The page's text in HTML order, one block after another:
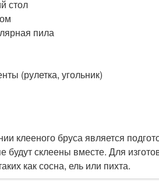
стол
пила
(рулетка, угольник)
клееного бруса является
будут склеены вместе. Для
как сосна, ель или пихта.